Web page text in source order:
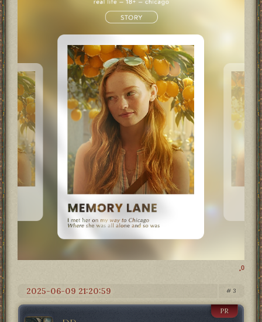
0
3
2025-06-09 21:20:59
PR